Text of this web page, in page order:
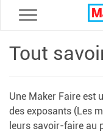
Toggle
Tout
Une Maker Faire est
des exposants (Les
leurs savoir-faire au